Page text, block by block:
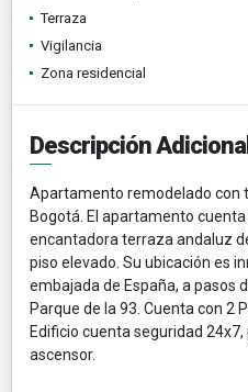
Terraza
Vigilancia
Zona residencial
Descripción Adicional
Apartamento remodelado con
Bogotá. El apartamento
encantadora terraza andaluz
piso elevado. Su ubicación es
embajada de España, a pasos
Parque de la 93. Cuenta con 2
Edificio cuenta seguridad
ascensor.